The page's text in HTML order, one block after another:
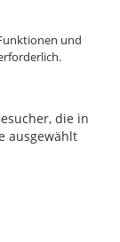
und
die in
ausgewählt